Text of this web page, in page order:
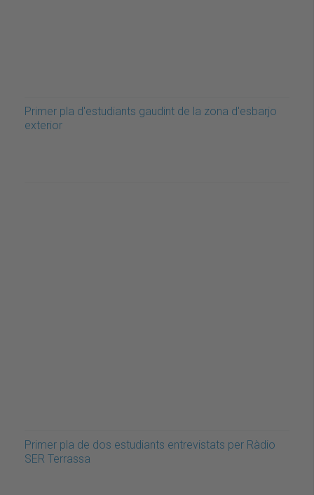
Primer pla d'estudiants gaudint de la zona d'esbarjo
exterior
Primer pla de dos estudiants entrevistats per Ràdio
SER Terrassa